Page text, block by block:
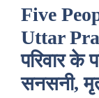
Five
Uttar
परिवार के
सनसनी,